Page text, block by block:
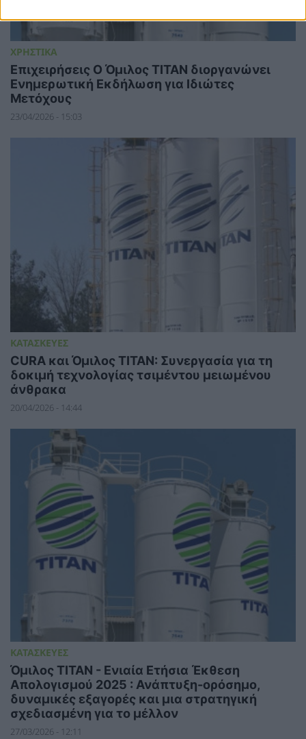
ΧΡΗΣΤΙΚΑ
Επιχειρήσεις Ο Όμιλος ΤΙΤΑΝ διοργανώνει
Ενημερωτική Εκδήλωση για Ιδιώτες
Μετόχους
23/04/2026 - 15:03
ΚΑΤΑΣΚΕΥΕΣ
CURA και Όμιλος ΤΙΤΑΝ: Συνεργασία για τη
δοκιμή τεχνολογίας τσιμέντου μειωμένου
άνθρακα
20/04/2026 - 14:44
ΚΑΤΑΣΚΕΥΕΣ
Όμιλος ΤΙΤΑΝ - Ενιαία Ετήσια Έκθεση
Απολογισμού 2025 : Ανάπτυξη-ορόσημο,
δυναμικές εξαγορές και μια στρατηγική
σχεδιασμένη για το μέλλον
27/03/2026 - 12:11